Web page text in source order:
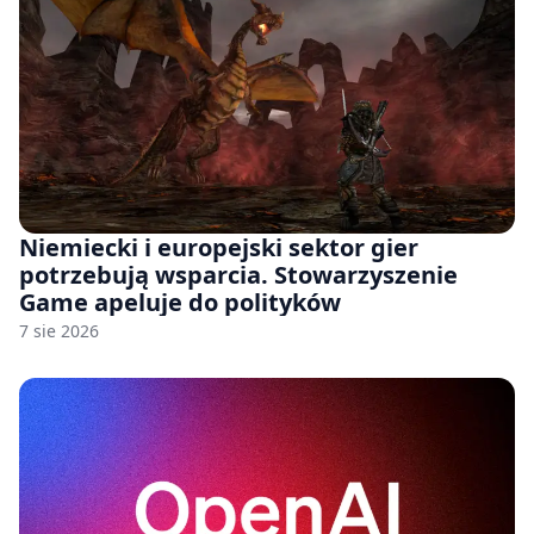
Niemiecki i europejski sektor gier
potrzebują wsparcia. Stowarzyszenie
Game apeluje do polityków
7 sie 2026